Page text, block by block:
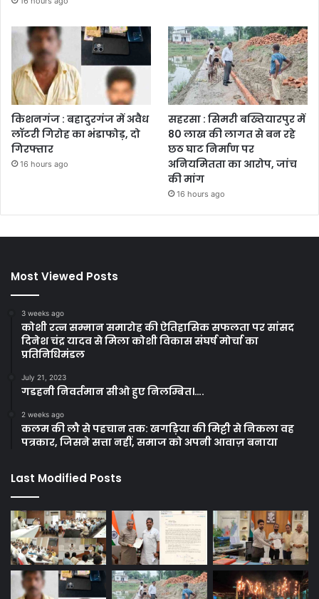
किशनगंज : बहादुरगंज में अवैध
लॉटरी गिरोह का भंडाफोड़, दो
गिरफ्तार
16 hours ago
सहरसा : सिमरी बख्तियारपुर में
80 लाख की लागत से बन रहे
छठ घाट निर्माण पर
अनियमितता का आरोप, जांच
की मांग
16 hours ago
Most Viewed Posts
3 weeks ago
कोशी रत्न सम्मान समारोह की ऐतिहासिक सफलता पर सांसद
दिनेश चंद्र यादव से मिला कोशी विकास संघर्ष मोर्चा का
प्रतिनिधिमंडल
July 21, 2023
गडहनी निवर्तमान सीओ हुए निलम्बित।….
2 weeks ago
कलम की लौ से पहचान तक: खगड़िया की मिट्टी से निकला वह
पत्रकार, जिसने सत्ता नहीं, समाज को अपनी आवाज़ बनाया
Last Modified Posts